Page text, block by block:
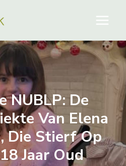
NUBLP: De
Van Elena
Die Stierf Op
Jaar Oud